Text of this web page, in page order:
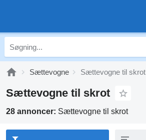
Sættevogne Sættevogne til skrot
Sættevogne til skrot
28 annoncer: Sættevogne til skrot